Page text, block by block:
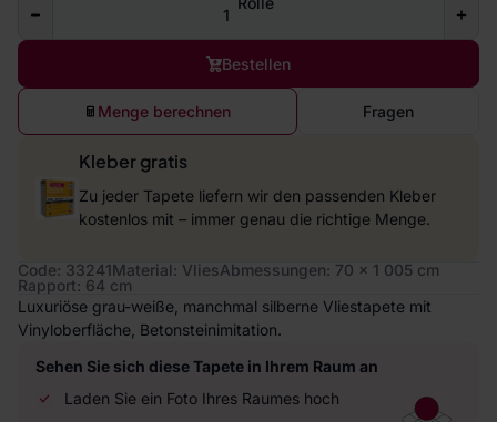
Bestellen
Menge berechnen Fragen
Kleber gratis
Zu jeder Tapete liefern wir den passenden Kleber
kostenlos mit – immer genau die richtige Menge.
Code: 33241Material: VliesAbmessungen: 70 x 1 005 cm
Rapport: 64 cm
Luxuriöse grau-weiße, manchmal silberne Vliestapete mit
Vinyloberfläche, Betonsteinimitation.
Sehen Sie sich diese Tapete in Ihrem Raum an
Laden Sie ein Foto Ihres Raumes hoch